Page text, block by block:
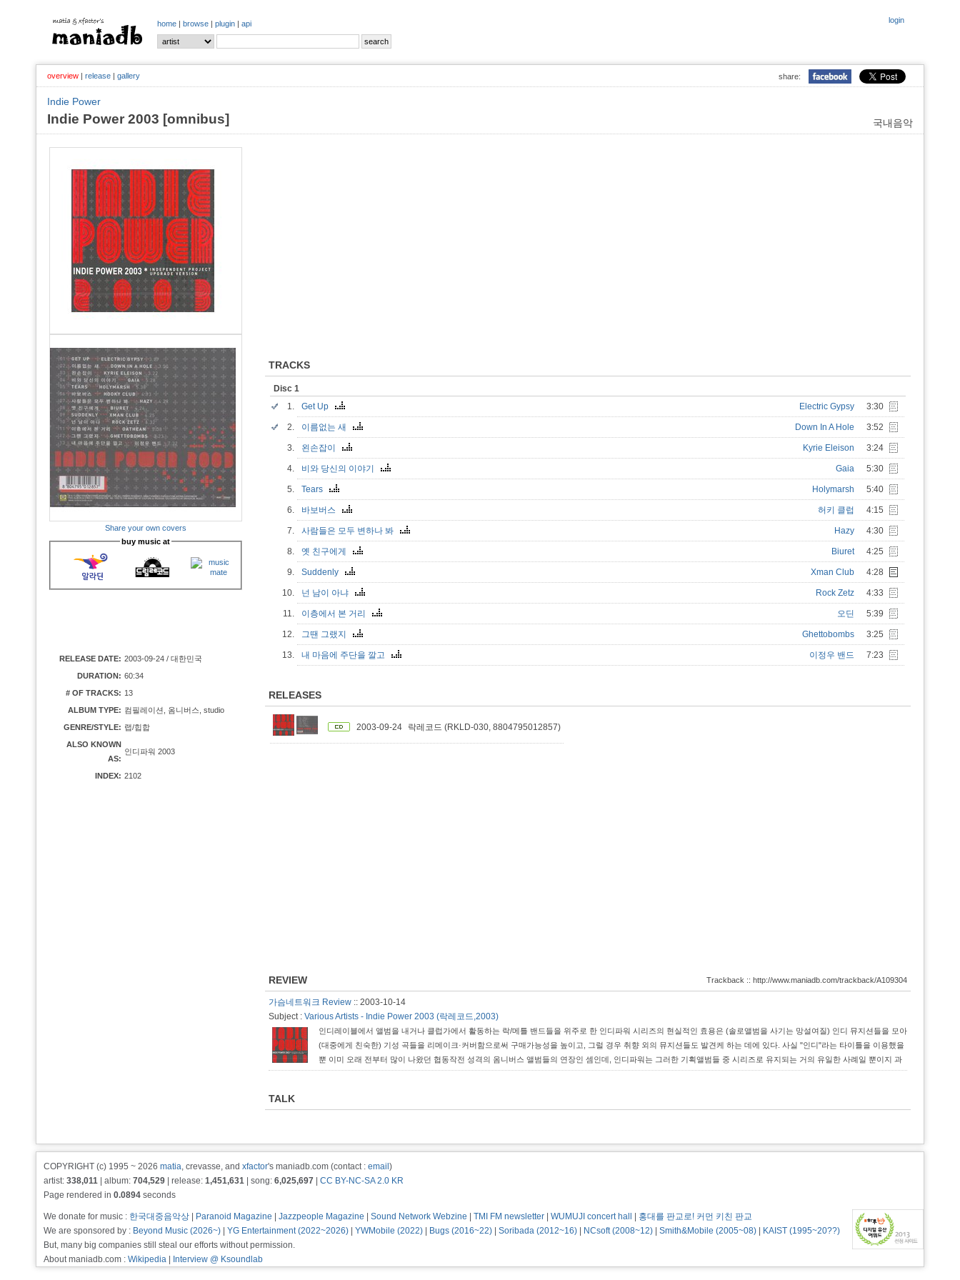
login
home | browse | plugin | api
share:
overview | release | gallery
Indie Power
국내음악
Indie Power 2003 [omnibus]
Share your own covers
buy music at
RELEASE DATE: 2003-09-24 / 대한민국
DURATION: 60:34
# OF TRACKS: 13
ALBUM TYPE: 컴필레이션, 옴니버스, studio
GENRE/STYLE: 랩/힙합
ALSO KNOWN
AS:
인디파워 2003
INDEX: 2102
TRACKS
Disc 1
1.
Get Up Electric Gypsy 3:30
2. 이름없는 새 Down In A Hole 3:52
3. 왼손잡이 Kyrie Eleison 3:24
4. 비와 당신의 이야기 Gaia 5:30
5. Tears Holymarsh 5:40
6. 바보버스 허키 클럽 4:15
7. 사람들은 모두 변하나 봐 Hazy 4:30
8. 옛 친구에게 Biuret 4:25
9. Suddenly Xman Club 4:28
10. 넌 남이 아냐 Rock Zetz 4:33
11. 이층에서 본 거리 오딘 5:39
12. 그땐 그랬지 Ghettobombs 3:25
13. 내 마음에 주단을 깔고 이정우 밴드 7:23
RELEASES
2003-09-24 락레코드 (RKLD-030, 8804795012857)
REVIEW Trackback :: http://www.maniadb.com/trackback/A109304
가슴네트워크 Review :: 2003-10-14
Subject : Various Artists - Indie Power 2003 (락레코드,2003)
인디레이블에서 앨범을 내거나 클럽가에서 활동하는 락/메틀 밴드들을 위주로 한 인디파워 시리즈의 현실적인 효용은 (솔로앨범을 사기는 망설여질) 인디 뮤지션들을 모아
(대중에게 친숙한) 기성 곡들을 리메이크·커버함으로써 구매가능성을 높이고, 그럴 경우 취향 외의 뮤지션들도 발견케 하는 데에 있다. 사실 "인디"라는 타이틀을 이용했을
뿐 이미 오래 전부터 많이 나왔던 협동작전 성격의 옴니버스 앨범들의 연장인 셈인데, 인디파워는 그러한 기획앨범들 중 시리즈로 유지되는 거의 유일한 사례일 뿐이지 과
도한 의미부여에 따른 비판을 가할 대상은 아니다. 즉 이 리메이크·커버 모음의 기획의의와 "인디" 개념에 주목하는 것은 과한 것이고 -인디밴드들의 자발적 참여로 인디레
TALK
COPYRIGHT (c) 1995 ~ 2026 matia, crevasse, and xfactor's maniadb.com (contact : email )
artist: 338,011 | album: 704,529 | release: 1,451,631 | song: 6,025,697
CC BY-NC-SA 2.0 KR
Page rendered in 0.0894 seconds
We donate for music : 한국대중음악상 Paranoid Magazine Jazzpeople Magazine Sound Network Webzine TMI FM newsletter WUMUJI concert hall
홍대를 판교로! 커먼 키친 판교
We are sponsored by : Beyond Music (2026~) YG Entertainment (2022~2026) YWMobile (2022) Bugs (2016~22) Soribada (2012~16) NCsoft (2008~12) Smith&Mobile (2005~08)
KAIST (1995~20??)
But, many big companies still steal our efforts without permission.
About maniadb.com : Wikipedia Interview @ Ksoundlab